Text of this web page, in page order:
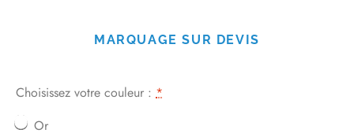
MARQUAGE SUR DEVIS
Choisissez votre couleur : *
Or